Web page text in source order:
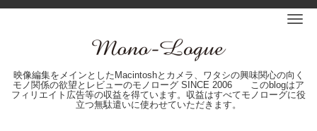
映像編集をメインとしたMacintoshとカメラ、ワタシの興味関心の向く
モノ関係の欲望とレビューのモノローグ SINCE 2006 このblogはア
フィリエイト広告等の収益を得ています。収益はすべてモノローグに役
立つ無駄遣いに使わせていただきます。